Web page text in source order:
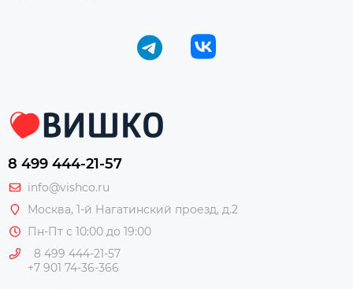
8 499 444-21-57
info@vishco.ru
Москва, 1-й Нагатинский проезд, д.2
Пн-Пт с 10:00 до 19:00
8 499 444-21-57
+7 901 74-36-366